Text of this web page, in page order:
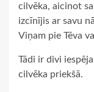
cilvēka, aicinot
izcīnījis ar savu
Viņam pie Tēva
Tādi ir divi
cilvēka priekšā.